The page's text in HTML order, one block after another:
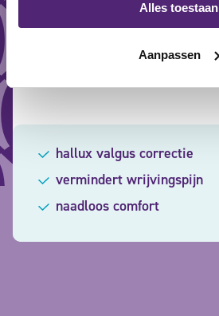
Alles toestaan
Aanpassen
hallux valgus correctie
vermindert wrijvingspijn
naadloos comfort